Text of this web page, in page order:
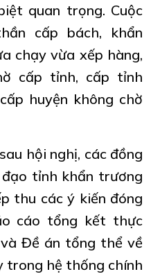
quan trọng. Cuộc
cấp bách, khẩn
chạy vừa xếp hàng,
cấp tỉnh, cấp tỉnh
huyện không chờ
hội nghị, các đồng
tỉnh khẩn trương
thu các ý kiến đóng
cáo tổng kết thực
Đề án tổng thể về
trong hệ thống chính